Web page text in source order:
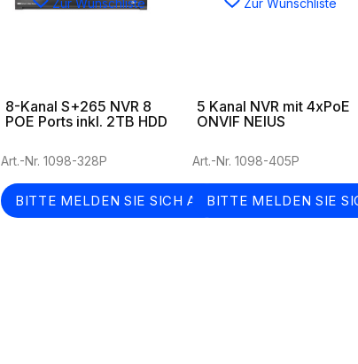
8-Kanal S+265 NVR 8
POE Ports inkl. 2TB HDD
Art.-Nr. 1098-328P
BITTE MELDEN SIE SICH AN
5 Kanal NVR mit 4xPoE
ONVIF NEIUS
Art.-Nr. 1098-405P
BITTE MELDEN SIE